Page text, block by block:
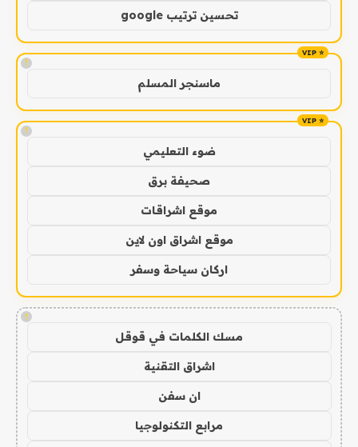
تحسين ترتيب google
!
ماسنجر المسلم
!
ضوء التعليمي
صحيفة برق
موقع اشراقات
موقع اشراق اون لاين
اركان سياحة وسفر
!
مسك الكلمات في قوقل
اشراق التقنية
ان سفن
مرابع التكنولوجيا